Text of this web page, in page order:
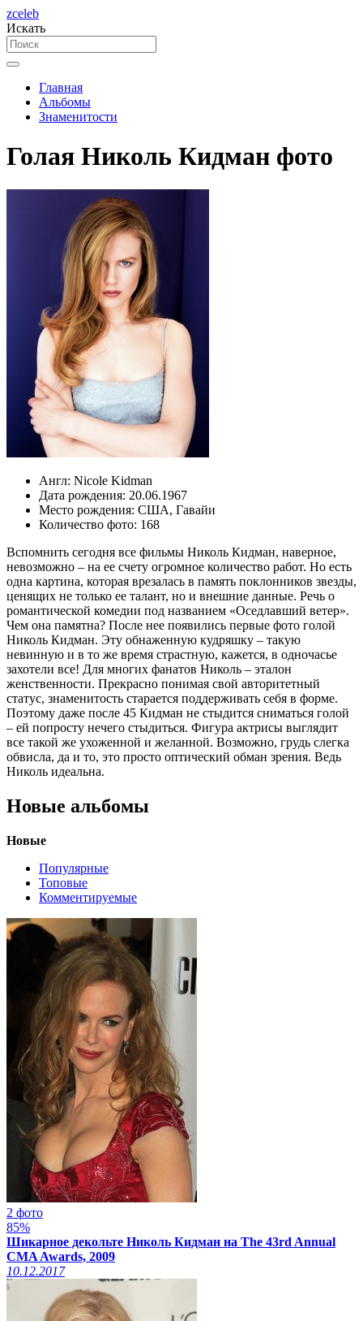
zceleb
Искать
Главная
Альбомы
Знаменитости
Голая Николь Кидман фото
Англ: Nicole Kidman
Дата рождения: 20.06.1967
Место рождения: США, Гавайи
Количество фото: 168
Вспомнить сегодня все фильмы Николь Кидман, наверное,
невозможно – на ее счету огромное количество работ. Но есть
одна картина, которая врезалась в память поклонников звезды,
ценящих не только ее талант, но и внешние данные. Речь о
романтической комедии под названием «Оседлавший ветер».
Чем она памятна? После нее появились первые фото голой
Николь Кидман. Эту обнаженную кудряшку – такую
невинную и в то же время страстную, кажется, в одночасье
захотели все! Для многих фанатов Николь – эталон
женственности. Прекрасно понимая свой авторитетный
статус, знаменитость старается поддерживать себя в форме.
Поэтому даже после 45 Кидман не стыдится сниматься голой
– ей попросту нечего стыдиться. Фигура актрисы выглядит
все такой же ухоженной и желанной. Возможно, грудь слегка
обвисла, да и то, это просто оптический обман зрения. Ведь
Николь идеальна.
Новые альбомы
Новые
Популярные
Топовые
Комментируемые
2 фото
85%
Шикарное декольте Николь Кидман на The 43rd Annual
CMA Awards, 2009
10.12.2017